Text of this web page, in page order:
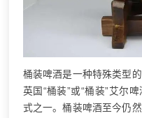
桶装啤酒是一种特殊类型
英国“桶装”或“桶装”艾尔
式之一。桶装啤酒至今仍